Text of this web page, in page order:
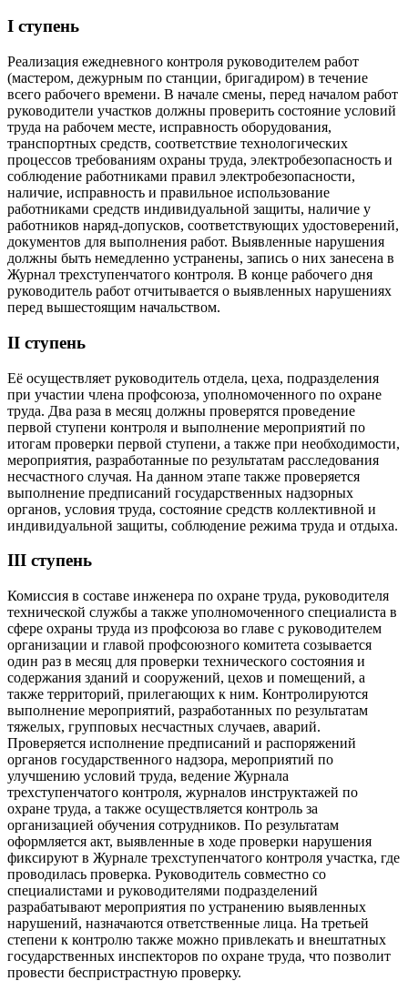
I ступень
Реализация ежедневного контроля руководителем работ
(мастером, дежурным по станции, бригадиром) в течение
всего рабочего времени. В начале смены, перед началом работ
руководители участков должны проверить состояние условий
труда на рабочем месте, исправность оборудования,
транспортных средств, соответствие технологических
процессов требованиям охраны труда, электробезопасность и
соблюдение работниками правил электробезопасности,
наличие, исправность и правильное использование
работниками средств индивидуальной защиты, наличие у
работников наряд-допусков, соответствующих удостоверений,
документов для выполнения работ. Выявленные нарушения
должны быть немедленно устранены, запись о них занесена в
Журнал трехступенчатого контроля. В конце рабочего дня
руководитель работ отчитывается о выявленных нарушениях
перед вышестоящим начальством.
II ступень
Её осуществляет руководитель отдела, цеха, подразделения
при участии члена профсоюза, уполномоченного по охране
труда. Два раза в месяц должны проверятся проведение
первой ступени контроля и выполнение мероприятий по
итогам проверки первой ступени, а также при необходимости,
мероприятия, разработанные по результатам расследования
несчастного случая. На данном этапе также проверяется
выполнение предписаний государственных надзорных
органов, условия труда, состояние средств коллективной и
индивидуальной защиты, соблюдение режима труда и отдыха.
III ступень
Комиссия в составе инженера по охране труда, руководителя
технической службы а также уполномоченного специалиста в
сфере охраны труда из профсоюза во главе с руководителем
организации и главой профсоюзного комитета созывается
один раз в месяц для проверки технического состояния и
содержания зданий и сооружений, цехов и помещений, а
также территорий, прилегающих к ним. Контролируются
выполнение мероприятий, разработанных по результатам
тяжелых, групповых несчастных случаев, аварий.
Проверяется исполнение предписаний и распоряжений
органов государственного надзора, мероприятий по
улучшению условий труда, ведение Журнала
трехступенчатого контроля, журналов инструктажей по
охране труда, а также осуществляется контроль за
организацией обучения сотрудников. По результатам
оформляется акт, выявленные в ходе проверки нарушения
фиксируют в Журнале трехступенчатого контроля участка, где
проводилась проверка. Руководитель совместно со
специалистами и руководителями подразделений
разрабатывают мероприятия по устранению выявленных
нарушений, назначаются ответственные лица. На третьей
степени к контролю также можно привлекать и внештатных
государственных инспекторов по охране труда, что позволит
провести беспристрастную проверку.